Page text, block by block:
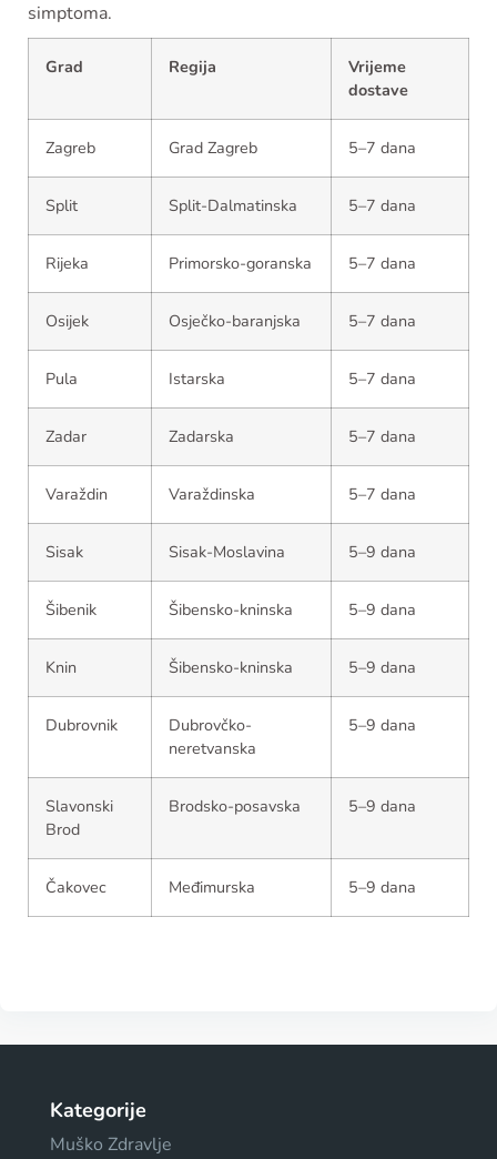
simptoma.
Grad Regija
Vrijeme
dostave
Zagreb Grad Zagreb 5–7 dana
Split Split-Dalmatinska 5–7 dana
Rijeka Primorsko-goranska 5–7 dana
Osijek Osječko-baranjska 5–7 dana
Pula Istarska 5–7 dana
Zadar Zadarska 5–7 dana
Varaždin Varaždinska 5–7 dana
Sisak Sisak-Moslavina 5–9 dana
Šibenik Šibensko-kninska 5–9 dana
Knin Šibensko-kninska 5–9 dana
Dubrovnik
Dubrovčko-
neretvanska
5–9 dana
Slavonski
Brod
Brodsko-posavska 5–9 dana
Čakovec Međimurska 5–9 dana
Kategorije
Muško Zdravlje